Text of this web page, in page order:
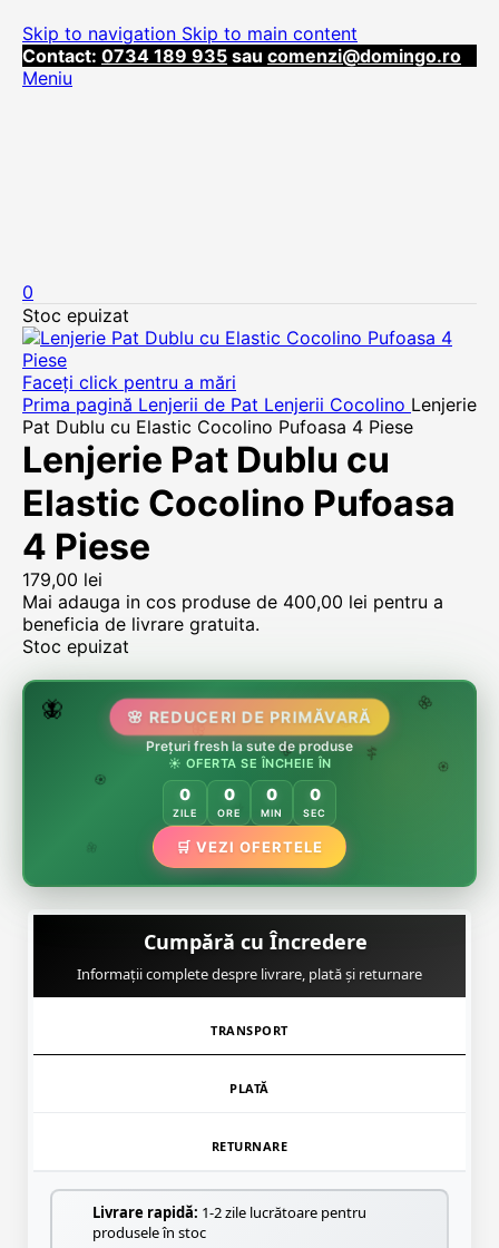
Skip to navigation Skip to main content
Contact: 0734 189 935 sau comenzi@domingo.ro
Meniu
0
Stoc epuizat
Faceți click pentru a mări
Prima pagină Lenjerii de Pat Lenjerii Cocolino Lenjerie
Pat Dublu cu Elastic Cocolino Pufoasa 4 Piese
Lenjerie Pat Dublu cu
Elastic Cocolino Pufoasa
4 Piese
179,00 lei
Mai adauga in cos produse de 400,00 lei pentru a
beneficia de livrare gratuita.
Stoc epuizat
🌸
🌸
🏵️
🌷
🦋 🌸 REDUCERI DE PRIMĂVARĂ
Prețuri fresh la sute de produse
☀️ OFERTA SE ÎNCHEIE ÎN
0
ZILE
0
ORE
0
MIN
0
SEC
🛒 VEZI OFERTELE
Cumpără cu Încredere
Informații complete despre livrare, plată și returnare
TRANSPORT
PLATĂ
RETURNARE
Livrare rapidă: 1-2 zile lucrătoare pentru
produsele în stoc